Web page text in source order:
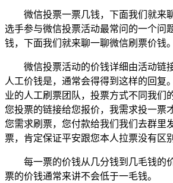
微信投票一票几钱，下面我们就来聊
选手参与微信投票活动最常问的一个问
钱，下面我们就来聊一聊微信刷票价钱。
微信投票活动的价钱详细由活动链
人工价钱是，通常会得得到这样的回复
业的人工刷票团队，投票方式不同我们
您投票的链接给您报价，我需求投一票
您需求刷票，您付款给我们我们去群里
票，肯定保证平安跟您本人拉票没有区别
每一票的价钱从几分钱到几毛钱的
票的价钱通常来讲不会低于一毛钱。